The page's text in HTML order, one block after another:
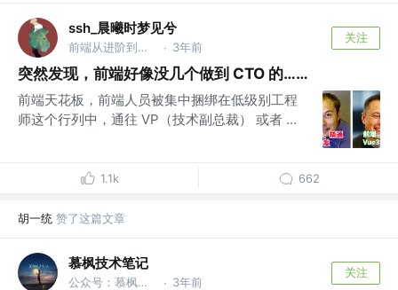
ssh_晨曦时梦见兮
前端从进阶到入院 @字节跳动 · 3年前
关注
突然发现，前端好像没几个做到 CTO 的……
前端天花板，前端人员被集中捆绑在低级别工程
师这个行列中，通往 VP（技术副总裁） 或者 ...
1.1k 662
胡一统 赞了这篇文章
慕枫技术笔记
公众号：慕枫技术笔记 @Alibaba · 3年前
关注